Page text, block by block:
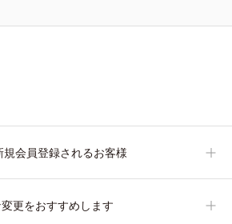
会員登録されるお客様
更をおすすめします